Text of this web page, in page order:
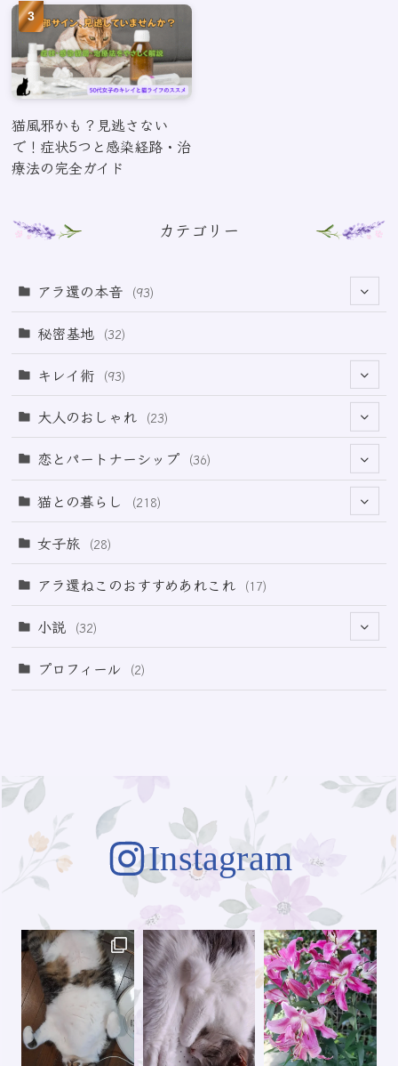
猫風邪かも？見逃さない
で！症状5つと感染経路・治
療法の完全ガイド
カテゴリー
アラ還の本音 (93)
(69)
秘密基地 (32)
キレイ術 (93)
(32)
(49)
大人のおしゃれ (23)
(21)
(2)
恋とパートナーシップ (36)
(33)
(3)
猫との暮らし (218)
(21)
(73)
女子旅 (28)
アラ還ねこのおすすめあれこれ (17)
小説 (32)
プロフィール (2)
Instagram